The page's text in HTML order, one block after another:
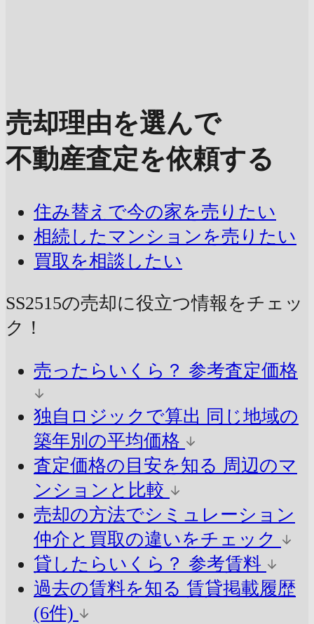
売却理由を選んで
不動産査定を依頼する
住み替えで今の家を売りたい
相続したマンションを売りたい
買取を相談したい
SS2515の売却に役立つ情報をチェッ
ク！
売ったらいくら？ 参考査定価格
独自ロジックで算出 同じ地域の
築年別の平均価格
査定価格の目安を知る 周辺のマ
ンションと比較
売却の方法でシミュレーション
仲介と買取の違いをチェック
貸したらいくら？ 参考賃料
過去の賃料を知る 賃貸掲載履歴
(6件)